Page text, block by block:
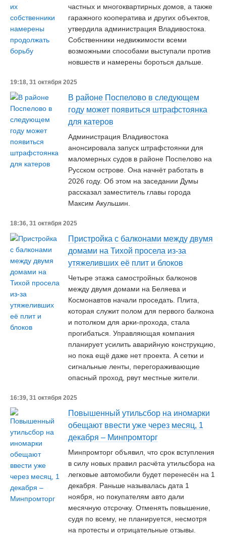
частных и многоквартирных домов, а также
гаражного кооператива и других объектов,
утвердила администрация Владивостока.
Собственники недвижимости всеми
возможными способами выступали против
новшеств и намерены бороться дальше.
19:18, 31 октября 2025
В районе Поспелово в следующем
году может появиться штрафстоянка
для катеров
Администрация Владивостока
анонсировала запуск штрафстоянки для
маломерных судов в районе Поспелово на
Русском острове. Она начнёт работать в
2026 году. Об этом на заседании Думы
рассказал заместитель главы города
Максим Акульшин.
18:36, 31 октября 2025
Пристройка с балконами между двумя
домами на Тихой просела из-за
утяжеливших её плит и блоков
Четыре этажа самостройных балконов
между двумя домами на Беляева и
Космонавтов начали проседать. Плита,
которая служит полом для первого балкона
и потолком для арки-прохода, стала
прогибаться. Управляющая компания
планирует усилить аварийную конструкцию,
но пока ещё даже нет проекта. А сетки и
сигнальные ленты, перегораживающие
опасный проход, рвут местные жители.
16:39, 31 октября 2025
Повышенный утильсбор на иномарки
обещают ввести уже через месяц, 1
декабря – Минпромторг
Минпромторг объявил, что срок вступления
в силу новых правил расчёта утильсбора на
легковые автомобили будет перенесён на 1
декабря. Раньше называлась дата 1
ноября, но покупателям авто дали
месячную отсрочку. Отменять повышение,
судя по всему, не планируется, несмотря
на протесты и отрицательные отзывы.